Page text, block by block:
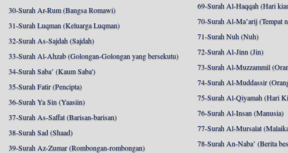
30-Surah Ar-Rum (Bangsa Romawi)
31-Surah Luqman (Keluarga Luqman)
32-Surah As-Sajdah (Sajdah)
33-Surah Al-Ahzab (Golongan-Golongan yang bersekutu)
34-Surah Saba’ (Kaum Saba')
35-Surah Fatir (Pencipta)
36-Surah Ya Sin (Yaasiin)
37-Surah As-Saffat (Barisan-barisan)
38-Surah Sad (Shaad)
39-Surah Az-Zumar (Rombongan-rombongan)
69-Surah Al-Haqqah (Hari
70-Surah Al-Ma’arij (Tempat
71-Surah Nuh (Nuh)
72-Surah Al-Jinn (Jin)
73-Surah Al-Muzzammil
74-Surah Al-Muddassir
75-Surah Al-Qiyamah (Hari
76-Surah Al-Insan (Manusia)
77-Surah Al-Mursalat
78-Surah An-Naba’ (Berita